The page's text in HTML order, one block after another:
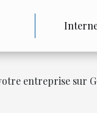
entreprise sur